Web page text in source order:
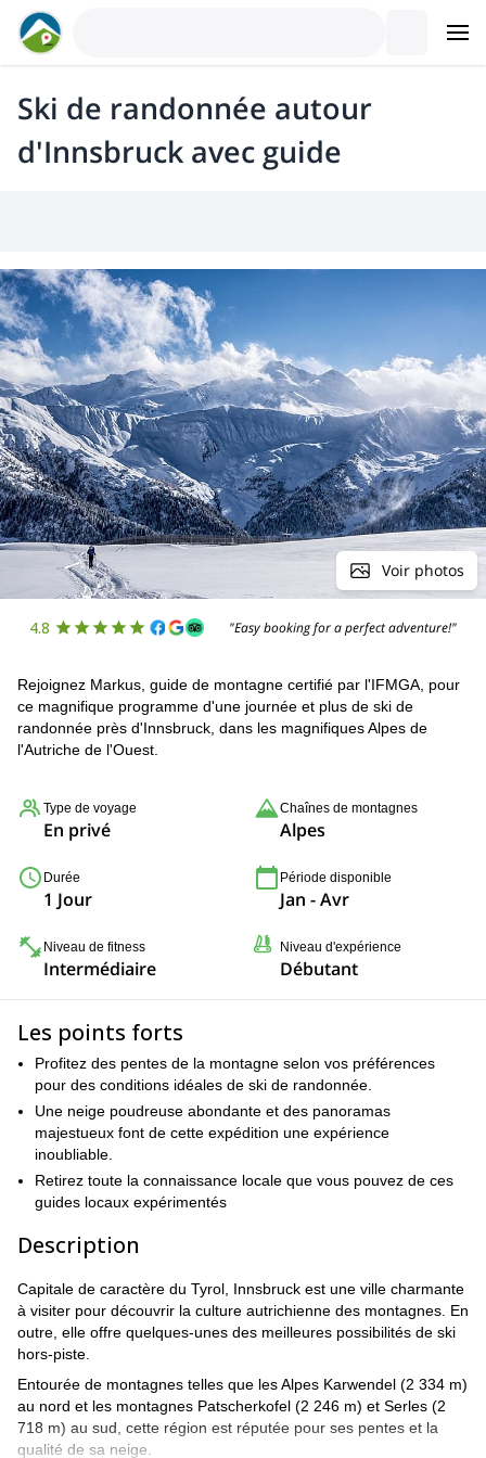
Ski de randonnée autour
d'Innsbruck avec guide
Voir photos
4.8 "Easy booking for a perfect adventure!"
Rejoignez Markus, guide de montagne certifié par l'IFMGA, pour
ce magnifique programme d'une journée et plus de ski de
randonnée près d'Innsbruck, dans les magnifiques Alpes de
l'Autriche de l'Ouest.
Type de voyage
En privé
Chaînes de montagnes
Alpes
Durée
1 Jour
Période disponible
Jan - Avr
Niveau de fitness
Intermédiaire
Niveau d'expérience
Débutant
Les points forts
Profitez des pentes de la montagne selon vos préférences
pour des conditions idéales de ski de randonnée.
Une neige poudreuse abondante et des panoramas
majestueux font de cette expédition une expérience
inoubliable.
Retirez toute la connaissance locale que vous pouvez de ces
guides locaux expérimentés
Description
Capitale de caractère du Tyrol, Innsbruck est une ville charmante
à visiter pour découvrir la culture autrichienne des montagnes. En
outre, elle offre quelques-unes des meilleures possibilités de ski
hors-piste.
Entourée de montagnes telles que les Alpes Karwendel (2 334 m)
au nord et les montagnes Patscherkofel (2 246 m) et Serles (2
718 m) au sud, cette région est réputée pour ses pentes et la
qualité de sa neige.